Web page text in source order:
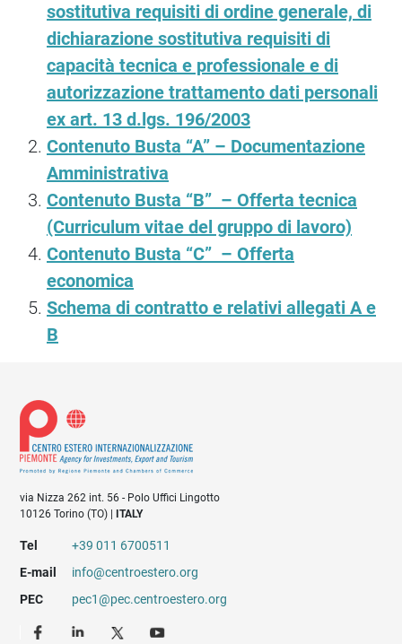
sostitutiva requisiti di ordine generale, di
dichiarazione sostitutiva requisiti di
capacità tecnica e professionale e di
autorizzazione trattamento dati personali
ex art. 13 d.lgs. 196/2003
Contenuto Busta “A” – Documentazione
Amministrativa
Contenuto Busta “B” – Offerta tecnica
(Curriculum vitae del gruppo di lavoro)
Contenuto Busta “C” – Offerta
economica
Schema di contratto e relativi allegati A e
B
via Nizza 262 int. 56 - Polo Uffici Lingotto
10126 Torino (TO) |
ITALY
Tel
+39 011 6700511
E-mail
info@centroestero.org
PEC
pec1@pec.centroestero.org